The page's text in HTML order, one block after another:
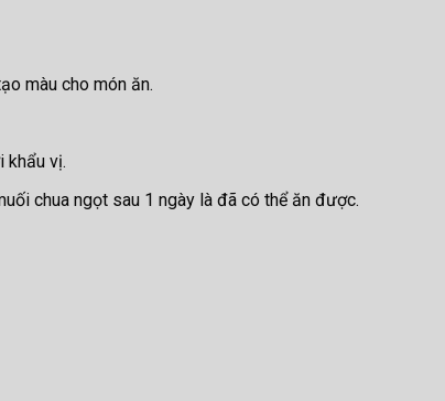
màu cho món ăn.
khẩu vị.
chua ngọt sau 1 ngày là đã có thể ăn được.